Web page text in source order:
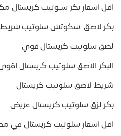
اقل اسعار بكر سلوتيب كريستال
بكر لاصق اسكوتش سلوتيب شريط
لصق سلوتيب كريستال قوي
البكر الاصق سلوتيب كريستال
شريط لاصق سلوتيب كريستال
بكر لزق سلوتيب كريستال عريض
اقل اسعار سلوتيب كريستال في